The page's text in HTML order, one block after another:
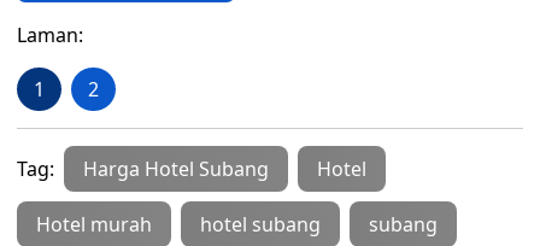
Laman:
1 2
Tag: Harga Hotel Subang Hotel
Hotel murah hotel subang subang